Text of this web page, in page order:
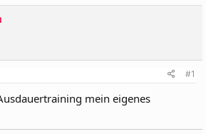
#1
mein eigenes